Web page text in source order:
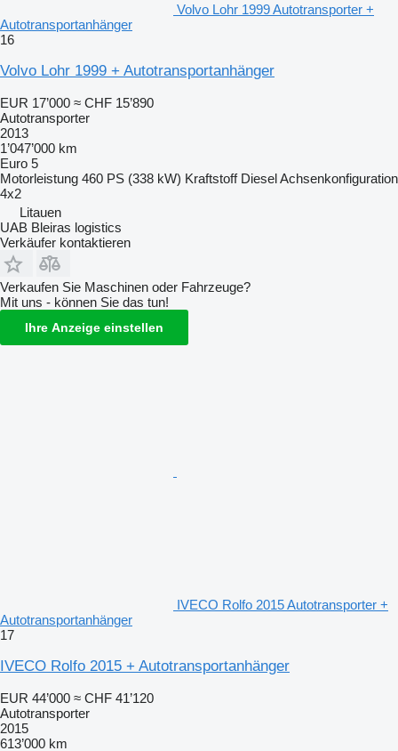
Volvo Lohr 1999 Autotransporter +
Autotransportanhänger
16
Volvo Lohr 1999 + Autotransportanhänger
EUR 17’000 ≈ CHF 15’890
Autotransporter
2013
1’047’000 km
Euro 5
Motorleistung 460 PS (338 kW) Kraftstoff DieselAchsenkonfiguration
4x2
Litauen
UAB Bleiras logistics
Verkäufer kontaktieren
Verkaufen Sie Maschinen oder Fahrzeuge?
Mit uns - können Sie das tun!
Ihre Anzeige einstellen
IVECO Rolfo 2015 Autotransporter +
Autotransportanhänger
17
IVECO Rolfo 2015 + Autotransportanhänger
EUR 44’000 ≈ CHF 41’120
Autotransporter
2015
613’000 km